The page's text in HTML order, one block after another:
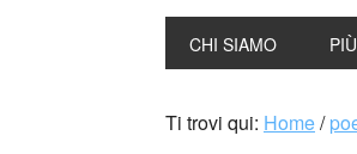
CHI SIAMO
Ti trovi qui: Home/